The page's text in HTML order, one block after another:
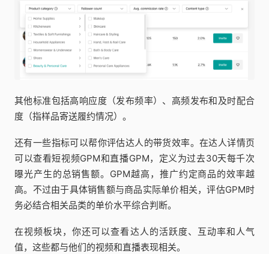
其他标准包括高响应度（发布频率）、高频发布和及时配合
度（指样品寄送履约情况）。
还有一些指标可以帮你评估达人的带货效率。在达人详情页
可以查看短视频GPM和直播GPM，定义为过去30天每千次
曝光产生的总销售额。GPM越高，推广约定商品的效率越
高。不过由于具体销售额与商品实际单价相关，评估GPM时
务必结合相关品类的单价水平综合判断。
在视频板块，你还可以查看达人的活跃度、互动率和人气
值，这些都与他们的视频和直播表现相关。